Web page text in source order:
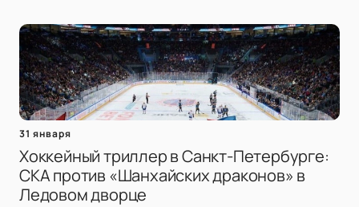
31 января
Хоккейный триллер в Санкт-Петербурге:
СКА против «Шанхайских драконов» в
Ледовом дворце